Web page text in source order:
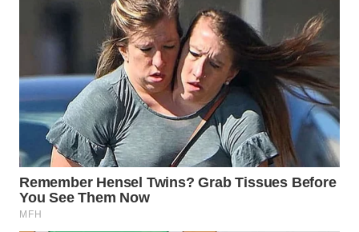
PURWAKARTA
TIMUR
WN
SEMARANG
WN
SOLO